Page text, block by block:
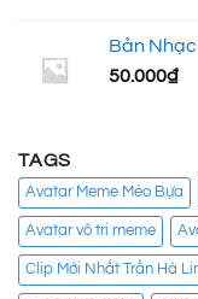
Bản Nhạc
50.000₫
TAGS
Avatar Meme Mèo Bựa
Avatar vô tri meme
Clip Mới Nhất Trần Hà